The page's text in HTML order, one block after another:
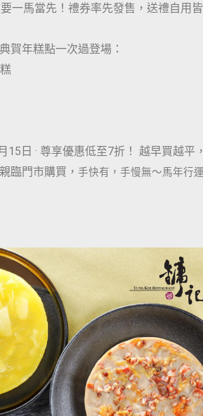
一馬當先！禮券率先發售，送禮自用
賀年糕點一次過登場：
15日 · 尊享優惠低至7折！ 越早買越平
臨門市購買， 手快有，手慢無～馬年行